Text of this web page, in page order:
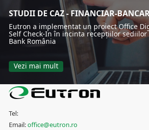
STUDII DE CAZ - FINANCIAR-
Eutron a implementat un proiect Office
Self Check-In în incinta recepțiilor sediilor
Bank România
Vezi mai mult
Tel:
Email:office@eutron.ro